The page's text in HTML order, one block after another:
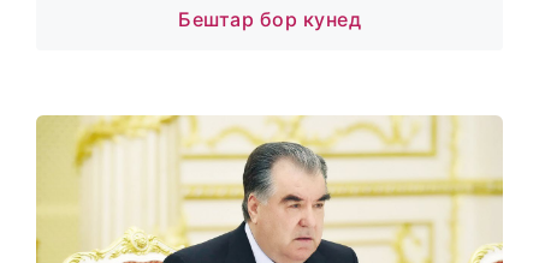
Бештар бор кунед